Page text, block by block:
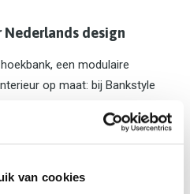
van cookies
Nederlands design
een modulaire
op maat: bij Bankstyle
Nederlands design — tijdloos,
eigen land.